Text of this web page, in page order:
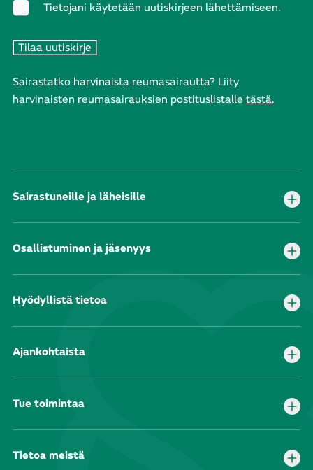
Tietojani käytetään uutiskirjeen lähettämiseen.
Sairastatko harvinaista reumasairautta? Liity
harvinaisten reumasairauksien postituslistalle tästä.
Sairastuneille ja läheisille
Osallistuminen ja jäsenyys
Hyödyllistä tietoa
Ajankohtaista
Tue toimintaa
Tietoa meistä